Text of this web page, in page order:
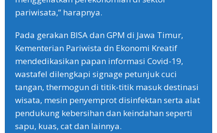
pariwisata,” harapnya.
Pada gerakan BISA dan GPM di Jawa Timur,
Kementerian Pariwista dn Ekonomi Kreatif
mendedikasikan papan informasi Covid-19,
wastafel dilengkapi signage petunjuk cuci
tangan, thermogun di titik-titik masuk destinasi
wisata, mesin penyemprot disinfektan serta alat
pendukung kebersihan dan keindahan seperti
sapu, kuas, cat dan lainnya.